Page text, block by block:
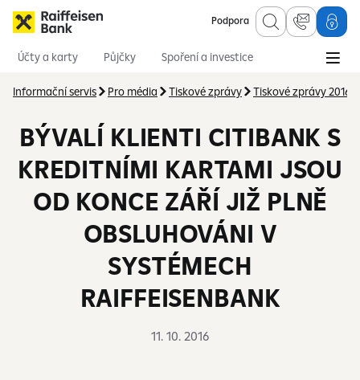
Podpora
Účty a karty Půjčky
Spoření a investice
Informační servis
Pro média Tiskové zprávy Tiskové zprávy 2016
BÝVALÍ KLIENTI CITIBANK S
KREDITNÍMI KARTAMI JSOU
OD KONCE ZÁŘÍ JIŽ PLNĚ
OBSLUHOVÁNI V
SYSTÉMECH
RAIFFEISENBANK
11. 10. 2016